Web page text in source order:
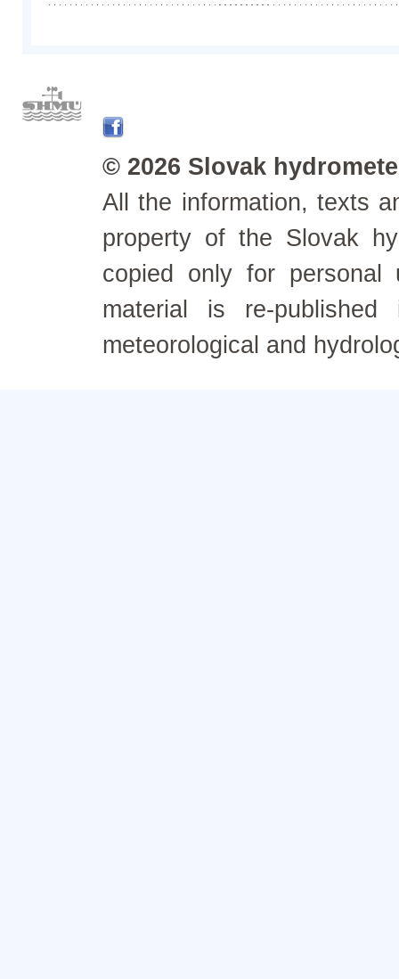
© 2026 Slovak
All the information, texts
property of the Slovak
copied only for personal
material is re-
meteorological and